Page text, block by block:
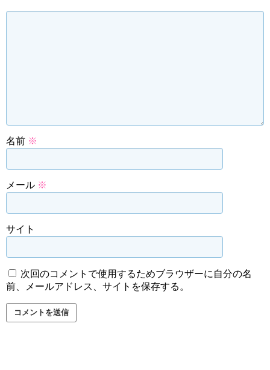
名前 ※
メール ※
サイト
次回のコメントで使用するためブラウザーに自分の名
前、メールアドレス、サイトを保存する。